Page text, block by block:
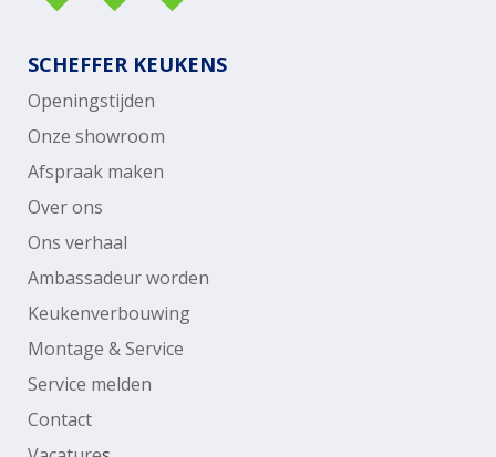
SCHEFFER KEUKENS
Openingstijden
Onze showroom
Afspraak maken
Over ons
Ons verhaal
Ambassadeur worden
Keukenverbouwing
Montage & Service
Service melden
Contact